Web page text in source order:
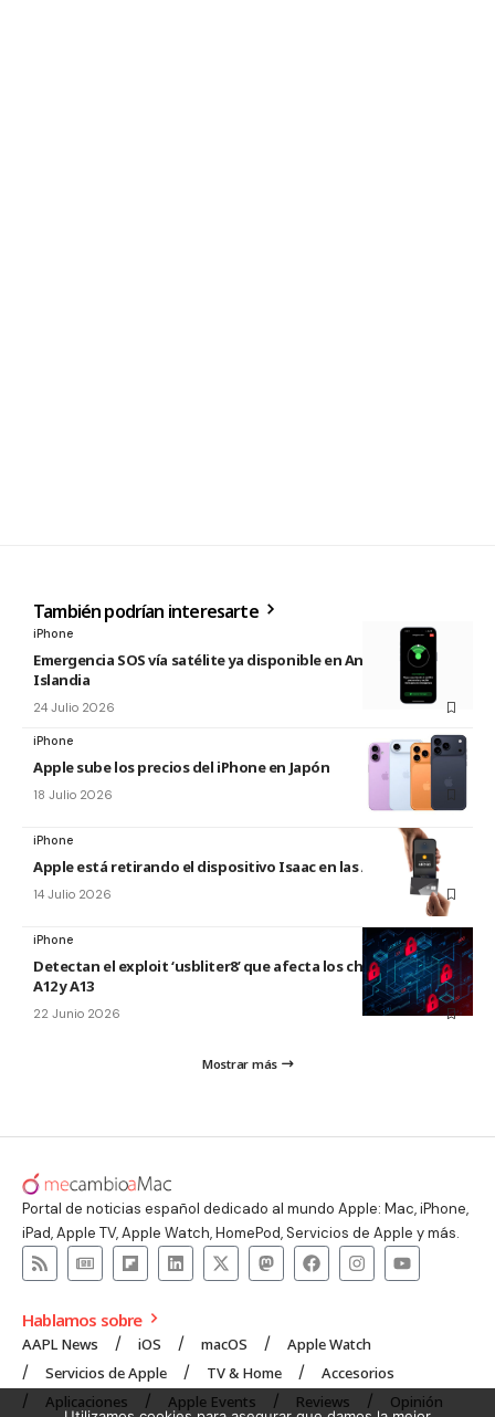
También podrían interesarte
iPhone
Emergencia SOS vía satélite ya disponible en Andorra e
Islandia
24 Julio 2026
iPhone
Apple sube los precios del iPhone en Japón
18 Julio 2026
iPhone
Apple está retirando el dispositivo Isaac en las Apple Store
14 Julio 2026
iPhone
Detectan el exploit ‘usbliter8’ que afecta los chips de Apple
A12 y A13
22 Junio 2026
Mostrar más
Portal de noticias español dedicado al mundo Apple: Mac, iPhone,
iPad, Apple TV, Apple Watch, HomePod, Servicios de Apple y más.
Hablamos sobre
AAPL News iOS macOS
Apple Watch
Servicios de Apple
TV & Home
Accesorios
Aplicaciones
Apple Events Reviews Opinión